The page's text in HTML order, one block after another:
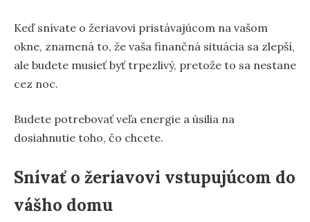
Keď snívate o žeriavovi pristávajúcom na vašom
okne, znamená to, že vaša finančná situácia sa zlepší,
ale budete musieť byť trpezlivý, pretože to sa nestane
cez noc.
Budete potrebovať veľa energie a úsilia na
dosiahnutie toho, čo chcete.
Snívať o žeriavovi vstupujúcom do
vášho domu